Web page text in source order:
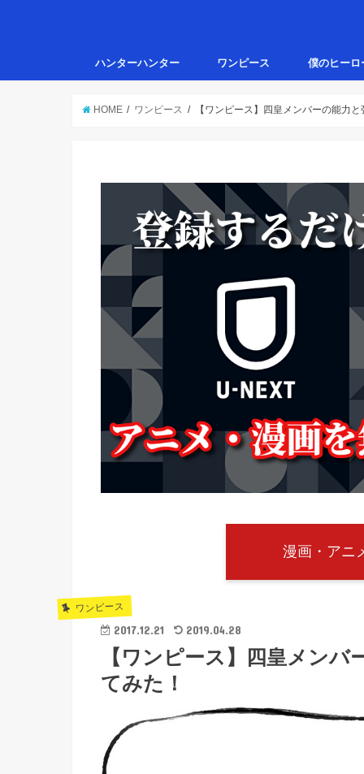
ハンターハンター ワンピース 僕のヒーロ
HOME ワンピース 【ワンピース】四皇メンバーの能力
漫画・アニ
ワンピース
2017.12.21 2019.04.28
【ワンピース】四皇メン
てみた！